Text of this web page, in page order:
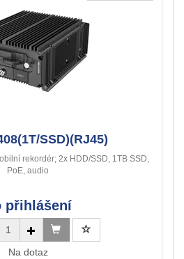
SSD)(RJ45)
rekordér; 2x HDD/SSD, 1TB SSD,
PoE, audio
přihlášení
Na dotaz